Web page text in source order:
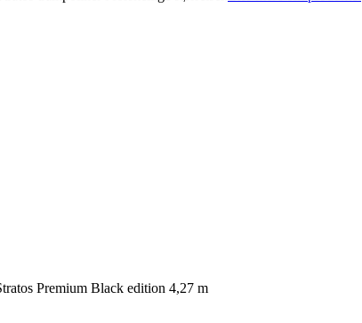
Premium Black edition 4,27 m